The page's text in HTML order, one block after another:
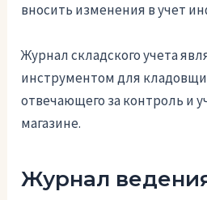
вносить изменения в учет
Журнал складского учета
инструментом для
отвечающего за контроль и
магазине.
Журнал